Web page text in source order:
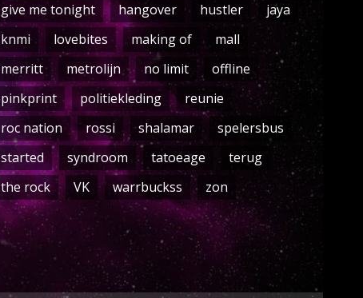
give me tonight
hangover hustler
jaya
knmi
lovebites making of
mall
merritt
metrolijn no limit
offline
pinkprint
politiekleding
reunie
roc nation
rossi shalamar
spelersbus
started
syndroom tatoeage
terug
the rock
VK warrbuckss zon